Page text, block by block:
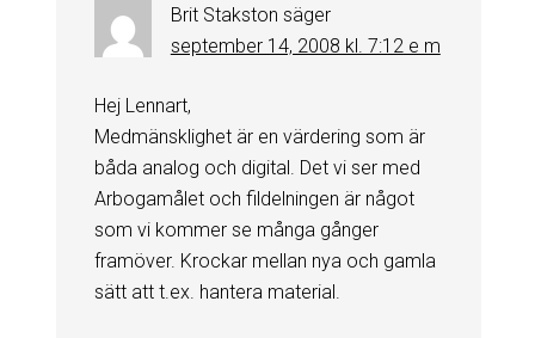
Brit Stakston säger
september 14, 2008 kl. 7:12 e m
Hej Lennart,
Medmänsklighet är en värdering som är
båda analog och digital. Det vi ser med
Arbogamålet och fildelningen är något
som vi kommer se många gånger
framöver. Krockar mellan nya och gamla
sätt att t.ex. hantera material.